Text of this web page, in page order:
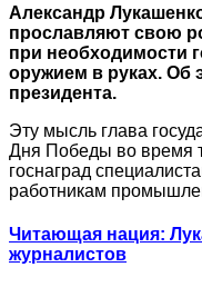
Александр
прославляют свою
при необходимости
оружием в руках. Об
президента.
Эту мысль глава
Дня Победы во время
госнаград
работникам
Читающая нация:
журналистов